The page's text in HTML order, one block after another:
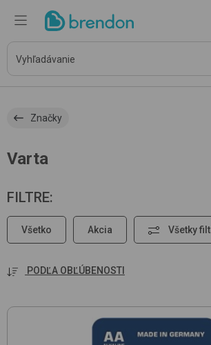
Značky
Varta
FILTRE:
Všetko Akcia Všetky
PODĽA OBĽÚBENOSTI